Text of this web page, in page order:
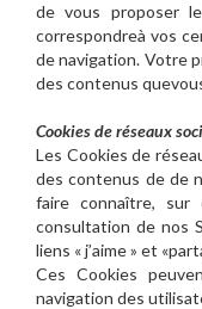
de vous proposer
correspondreà vos
de navigation. Votre
des contenus
Cookies de réseaux
Les Cookies de
des contenus de de
faire connaître, sur
consultation de nos
liens « j’aime » et
Ces Cookies
navigation des